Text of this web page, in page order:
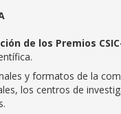
de los Premios
y formatos de la
los centros de